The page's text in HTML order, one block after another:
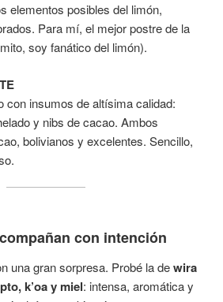
elementos posibles del limón,
Para mí, el mejor postre de la
soy fanático del limón).
con insumos de altísima calidad:
y nibs de cacao. Ambos
bolivianos y excelentes. Sencillo,
con intención
una gran sorpresa. Probé la dewira
k’oa y miel: intensa, aromática y